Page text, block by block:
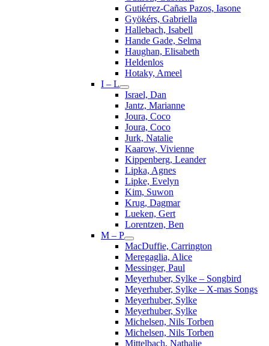
Gutiérrez-Cañas Pazos, Iasone
Gyökérs, Gabriella
Hallebach, Isabell
Hande Gade, Selma
Haughan, Elisabeth
Heldenlos
Hotaky, Ameel
I – L
Israel, Dan
Jantz, Marianne
Joura, Coco
Joura, Coco
Jurk, Natalie
Kaarow, Vivienne
Kippenberg, Leander
Lipka, Agnes
Lipke, Evelyn
Kim, Suwon
Krug, Dagmar
Lueken, Gert
Lorentzen, Ben
M – P
MacDuffie, Carrington
Meregaglia, Alice
Messinger, Paul
Meyerhuber, Sylke – Songbird
Meyerhuber, Sylke – X-mas Songs
Meyerhuber, Sylke
Meyerhuber, Sylke
Michelsen, Nils Torben
Michelsen, Nils Torben
Mittelbach, Nathalie